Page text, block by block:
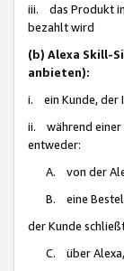
iii. das Produkt
bezahlt wird
(b) Alexa Skill-
anbieten):
i. ein Kunde, der
ii. während einer
entweder:
A. von der
B. eine
der Kunde
C. über